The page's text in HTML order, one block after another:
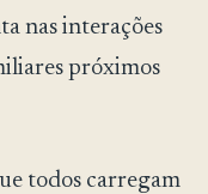
nas interações
próximos
todos carregam